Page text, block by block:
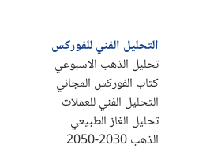
التحليل الفني للفوركس
تحليل الذهب الاسبوعي
كتاب الفوركس المجاني
التحليل الفني للعملات
تحليل الغاز الطبيعي
الذهب 2030-2050